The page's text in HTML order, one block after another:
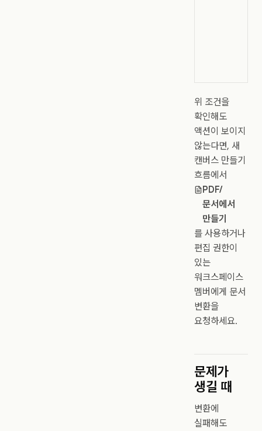
위 조건을
확인해도
액션이 보이지
않는다면, 새
캔버스 만들기
흐름에서
PDF/
문서에서
만들기
를 사용하거나
편집 권한이
있는
워크스페이스
멤버에게 문서
변환을
요청하세요.
문제가
생길 때
변환에
실패해도